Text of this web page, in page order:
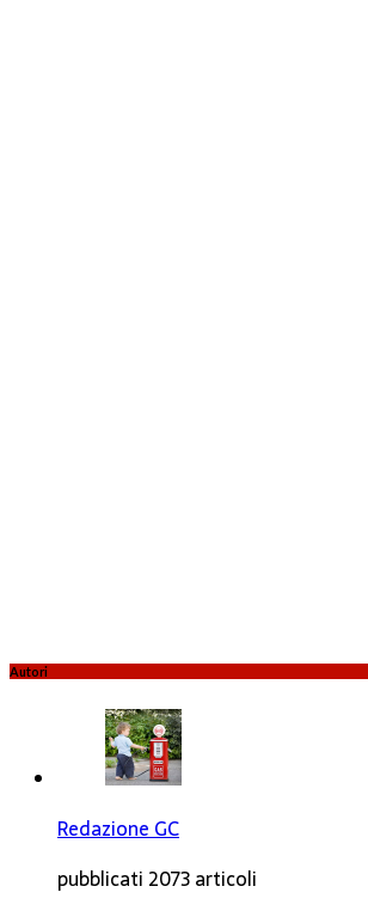
Autori
Redazione GC
pubblicati 2073 articoli